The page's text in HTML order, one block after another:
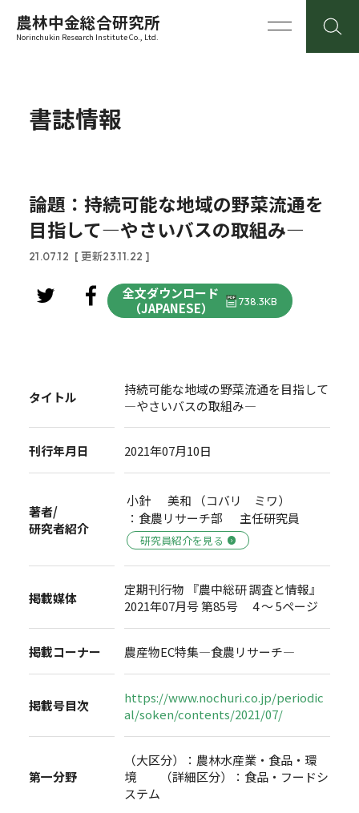
農林中金総合研究所
Norinchukin Research Institute Co., Ltd.
書誌情報
論題：持続可能な地域の野菜流通を
目指して―やさいバスの取組み―
21.07.12 [ 更新23.11.22 ]
全文ダウンロード
（JAPANESE）
738.3KB
タイトル
持続可能な地域の野菜流通を目指して
―やさいバスの取組み―
刊行年月日 2021年07月10日
著者/
研究者紹介
小針 美和 （コバリ ミワ）
：食農リサーチ部 主任研究員
研究員紹介を見る
掲載媒体
定期刊行物 『農中総研 調査と情報』
2021年07月号 第85号 4 ～ 5ページ
掲載コーナー 農産物EC特集―食農リサーチ―
掲載号目次
https://www.nochuri.co.jp/periodic
al/soken/contents/2021/07/
第一分野
（大区分）：農林水産業・食品・環
境 （詳細区分）：食品・フードシ
ステム